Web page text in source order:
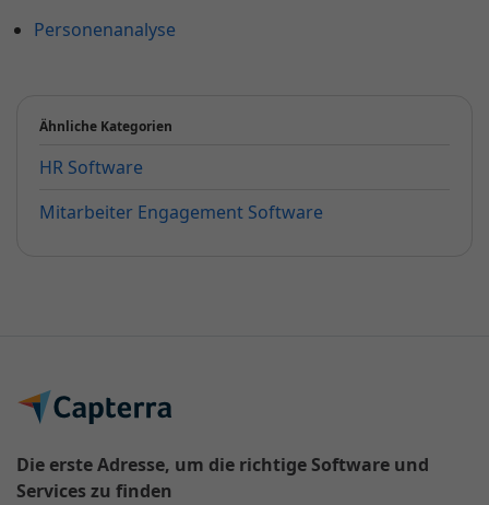
Personenanalyse
Ähnliche Kategorien
HR Software
Mitarbeiter Engagement Software
Die erste Adresse, um die richtige Software und
Services zu finden